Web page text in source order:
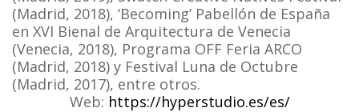
(Madrid, 2018), ‘Becoming’ Pabellón de España
en XVI Bienal de Arquitectura de Venecia
(Venecia, 2018), Programa OFF Feria ARCO
(Madrid, 2018) y Festival Luna de Octubre
(Madrid, 2017), entre otros.
Web: https://hyperstudio.es/es/